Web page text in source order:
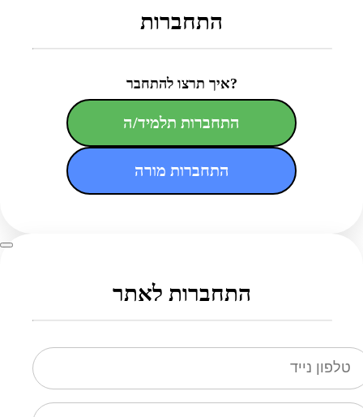
התחברות
איך תרצו להתחבר?
התחברות תלמיד/ה
התחברות מורה
התחברות לאתר